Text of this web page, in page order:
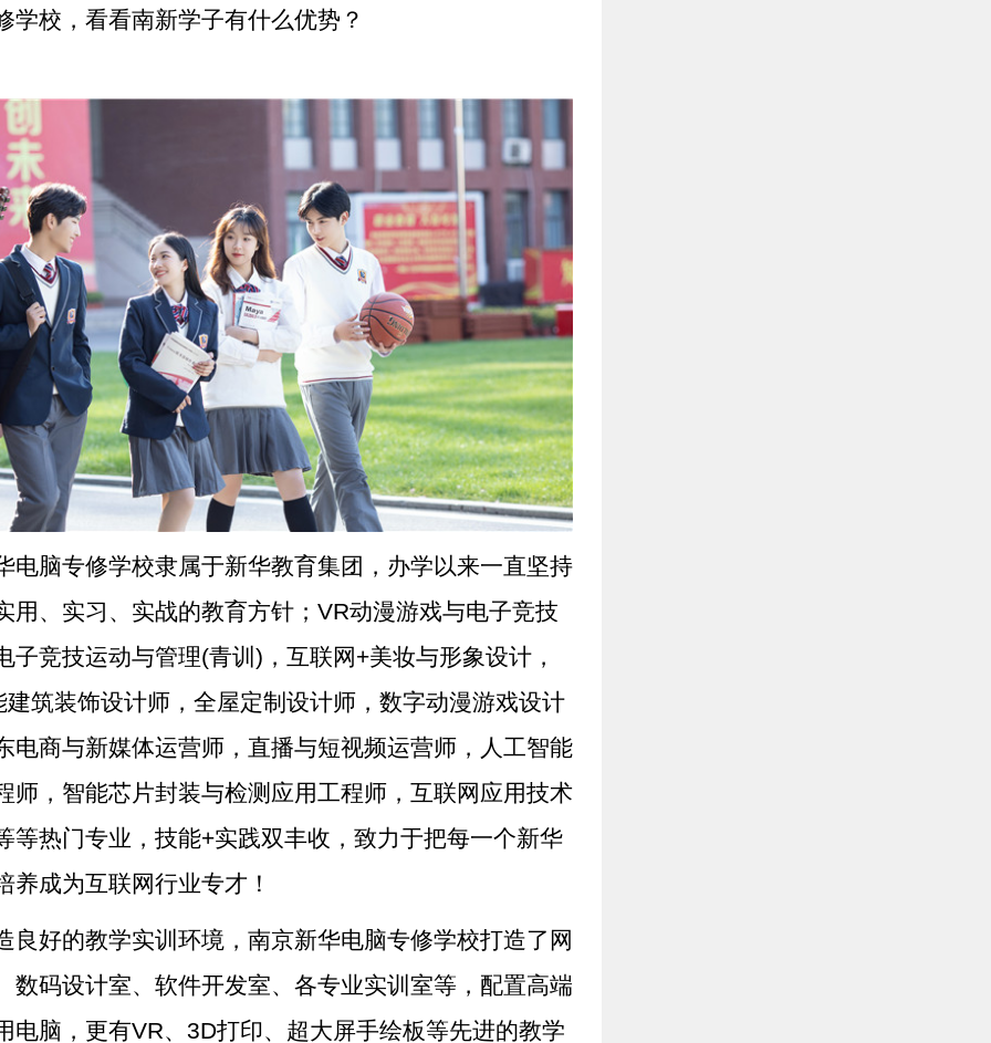
学校，看看南新学子有什么优势？
电脑专修学校隶属于新华教育集团，办学以来一直坚持
用、实习、实战的教育方针；VR动漫游戏与电子竞技
子竞技运动与管理(青训)，互联网+美妆与形象设计，
建筑装饰设计师，全屋定制设计师，数字动漫游戏设计
电商与新媒体运营师，直播与短视频运营师，人工智能
师，智能芯片封装与检测应用工程师，互联网应用技术
等热门专业，技能+实践双丰收，致力于把每一个新华
养成为互联网行业专才！
良好的教学实训环境，南京新华电脑专修学校打造了网
数码设计室、软件开发室、各专业实训室等，配置高端
电脑，更有VR、3D打印、超大屏手绘板等先进的教学